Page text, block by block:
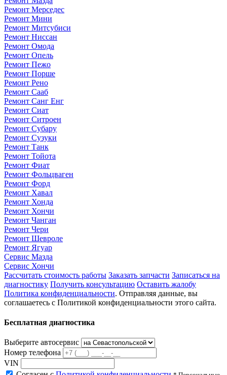
Ремонт Мерседес
Ремонт Мини
Ремонт Митсубиси
Ремонт Ниссан
Ремонт Омода
Ремонт Опель
Ремонт Пежо
Ремонт Порше
Ремонт Рено
Ремонт Сааб
Ремонт Санг Енг
Ремонт Сиат
Ремонт Ситроен
Ремонт Субару
Ремонт Сузуки
Ремонт Танк
Ремонт Тойота
Ремонт Фиат
Ремонт Фольцваген
Ремонт Форд
Ремонт Хавал
Ремонт Хонда
Ремонт Хончи
Ремонт Чанган
Ремонт Чери
Ремонт Шевроле
Ремонт Ягуар
Сервис Мазда
Сервис Хончи
Рассчитать стоимость работы Заказать запчасти Записаться на
диагностику Получить консультацию Оставить жалобу
Политика конфиденциальности. Отправляя данные, вы
соглашаетесь с Политикой конфиденциальности этого сайта.
Бесплатная диагностика
Выберите автосервис
Номер телефона
VIN